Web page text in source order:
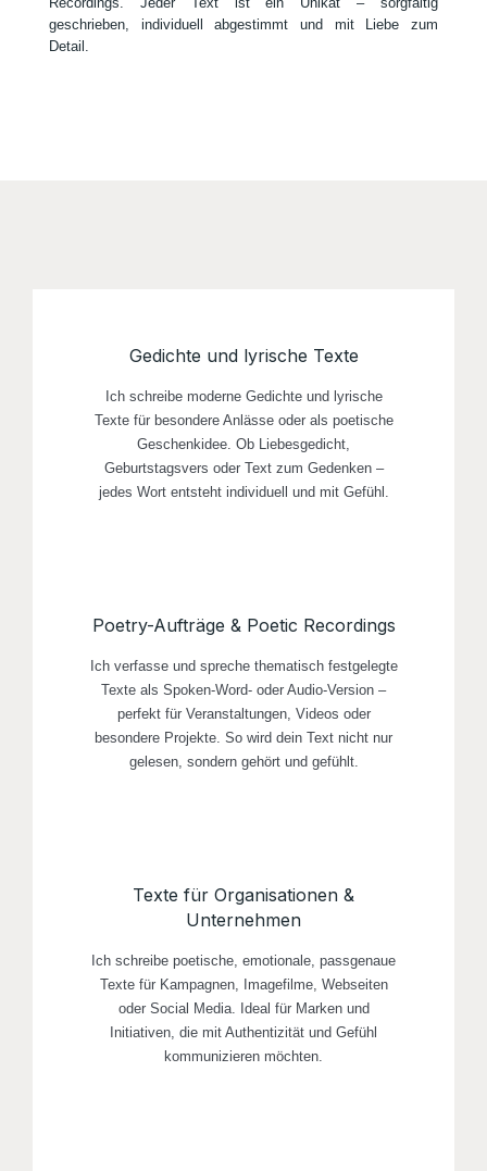
geschrieben, individuell abgestimmt und mit Liebe zum
Detail.
Gedichte und lyrische Texte
Ich schreibe moderne Gedichte und lyrische
Texte für besondere Anlässe oder als poetische
Geschenkidee. Ob Liebesgedicht,
Geburtstagsvers oder Text zum Gedenken –
jedes Wort entsteht individuell und mit Gefühl.
Poetry-Aufträge & Poetic Recordings
Ich verfasse und spreche thematisch festgelegte
Texte als Spoken-Word- oder Audio-Version –
perfekt für Veranstaltungen, Videos oder
besondere Projekte. So wird dein Text nicht nur
gelesen, sondern gehört und gefühlt.
Texte für Organisationen &
Unternehmen
Ich schreibe poetische, emotionale, passgenaue
Texte für Kampagnen, Imagefilme, Webseiten
oder Social Media. Ideal für Marken und
Initiativen, die mit Authentizität und Gefühl
kommunizieren möchten.